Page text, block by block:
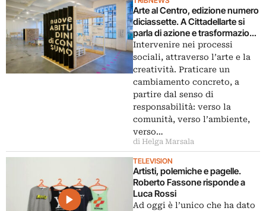
Arte al Centro, edizione numero
diciassette. A Cittadellarte si
parla di azione e trasformazione
sociale, mediate dalla creatività.
Mostre, premi, dibattiti: tutte le
foto
Intervenire nei processi
sociali, attraverso l’arte e la
creatività. Praticare un
cambiamento concreto, a
partire dal senso di
responsabilità: verso la
comunità, verso l’ambiente,
verso…
di Helga Marsala
TELEVISION
Artisti, polemiche e pagelle.
Roberto Fassone risponde a
Luca Rossi
Ad oggi è l’unico che ha dato